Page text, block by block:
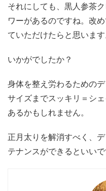
それにしても、黒人参茶
ワーがあるのですね。改
ていただけたらと思います
いかがでしたか？
身体を整え労わるための
サイズまでスッキリ＝シ
あるかもしれません。
正月太りを解消すべく、
テナンスができるといいで